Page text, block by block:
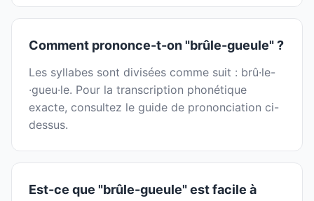
Comment prononce-t-on "brûle-gueule" ?
Les syllabes sont divisées comme suit : brû·le-
·gueu·le. Pour la transcription phonétique
exacte, consultez le guide de prononciation ci-
dessus.
Est-ce que "brûle-gueule" est facile à